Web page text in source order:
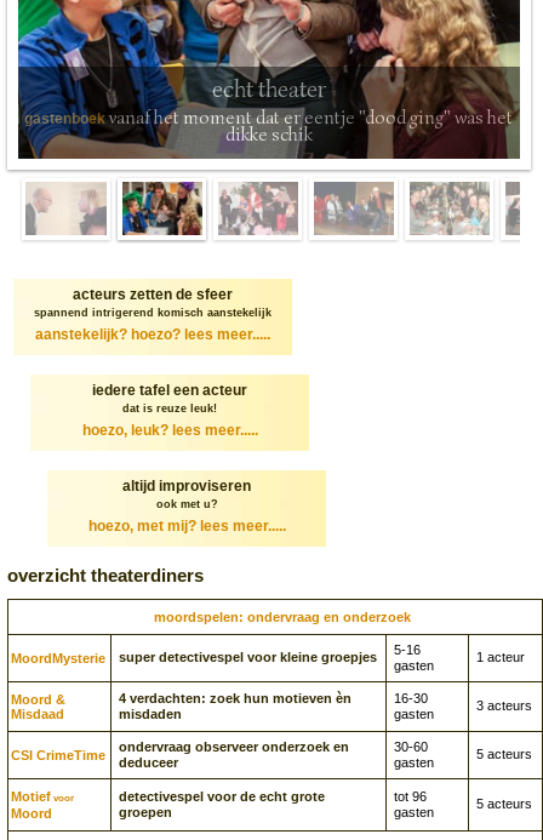
echt theater
gastenboekvanaf het moment dat er eentje "dood ging" was het
dikke schik
acteurs zetten de sfeer
spannend intrigerend komisch aanstekelijk
aanstekelijk? hoezo? lees meer.....
iedere tafel een acteur
dat is reuze leuk!
hoezo, leuk? lees meer.....
altijd improviseren
ook met u?
hoezo, met mij? lees meer.....
overzicht theaterdiners
moordspelen: ondervraag en onderzoek
Moord­Mysterie super detectivespel voor kleine groepjes
5-16
gasten
1 acteur
Moord &
Misdaad
4 verdachten: zoek hun motieven èn
misdaden
16-30
gasten
3 acteurs
CSI CrimeTime
ondervraag observeer onderzoek en
deduceer
30-60
gasten
5 acteurs
Motief voor
Moord
detectivespel voor de echt grote
groepen
tot 96
gasten
5 acteurs